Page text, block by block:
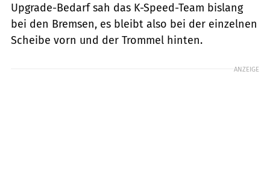
Upgrade-Bedarf sah das K-Speed-Team bislang
bei den Bremsen, es bleibt also bei der einzelnen
Scheibe vorn und der Trommel hinten.
ANZEIGE